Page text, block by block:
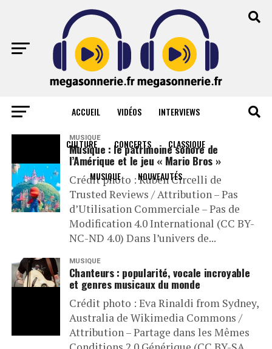
ACCUEIL VIDÉOS INTERVIEWS
CULTURE CONCERTS CLASSIQUE
MUSIQUE NOUVEAUTÉS
All posts tagged "chanteurs"
MUSIQUE
Musique : le patrimoine sonore de
l’Amérique et le jeu « Mario Bros »
Crédit photo : Ruben Circelli de
Trusted Reviews / Attribution – Pas
d’Utilisation Commerciale – Pas de
Modification 4.0 International (CC BY-
NC-ND 4.0) Dans l’univers de...
MUSIQUE
Chanteurs : popularité, vocale incroyable
et genres musicaux du monde
Crédit photo : Eva Rinaldi from Sydney,
Australia de Wikimedia Commons /
Attribution – Partage dans les Mêmes